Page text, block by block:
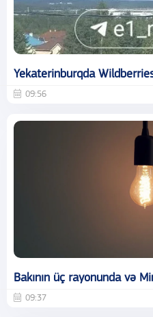
Yekaterinburqda
09:56
Bakının üç rayonunda və
09:37